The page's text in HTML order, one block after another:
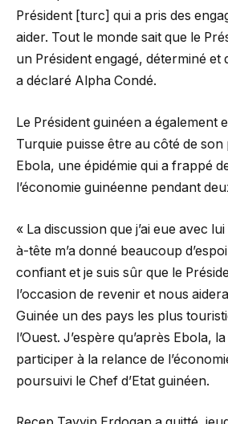
Président [turc] qui a pris des
aider. Tout le monde sait que le
un Président engagé, déterminé et
a déclaré Alpha Condé.
Le Président guinéen a également
Turquie puisse être au côté de son
Ebola, une épidémie qui a frappé
l’économie guinéenne pendant
« La discussion que j’ai eue avec
à-tête m’a donné beaucoup
confiant et je suis sûr que le
l’occasion de revenir et nous
Guinée un des pays les plus
l’Ouest. J’espère qu’après Ebola,
participer à la relance de
poursuivi le Chef d’Etat guinéen.